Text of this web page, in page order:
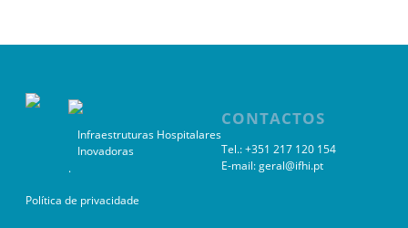
Infraestruturas Hospitalares
Inovadoras
.
CONTACTOS
Tel.: +351 217 120 154
E-mail:geral@ifhi.pt
Política de privacidade